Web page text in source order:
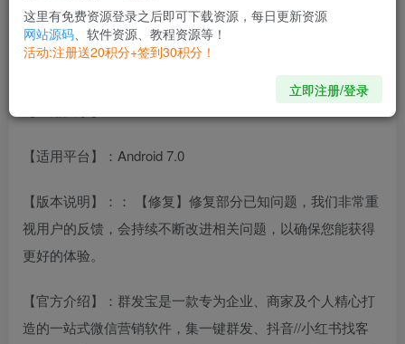
【应用包名】：com.yousheng.qunfabao
【应用版本】：1.0.12
【适用平台】：Android 7.0
【版本说明】：： 【修复】修复部分已知问题，我们非常重
视用户的反馈，会持续不断改进相关问题，以确保您能获得
更好的体验。
【官方介绍】：群发宝是一款专为企业、商家及个人精心打
造的一站式微信营销软件，集一键群发、抖音//小红书找客
这里有免费资源登录之后即可下载资源，每日更新资源
网站源码、软件资源、教程资源等！
活动:注册送20积分+签到30积分！
立即注册/登录